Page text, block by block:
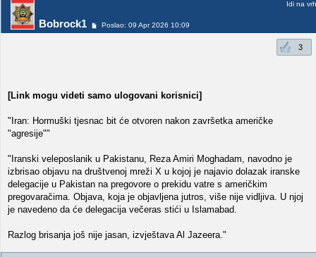
Bobrock1 Poslao: 09 Apr 2026 10:09
Idi na vrh
3
[Link mogu videti samo ulogovani korisnici]
"Iran: Hormuški tjesnac bit će otvoren nakon završetka američke
"agresije""
"Iranski veleposlanik u Pakistanu, Reza Amiri Moghadam, navodno je
izbrisao objavu na društvenoj mreži X u kojoj je najavio dolazak iranske
delegacije u Pakistan na pregovore o prekidu vatre s američkim
pregovaračima. Objava, koja je objavljena jutros, više nije vidljiva. U njoj
je navedeno da će delegacija večeras stići u Islamabad.
Razlog brisanja još nije jasan, izvještava Al Jazeera."